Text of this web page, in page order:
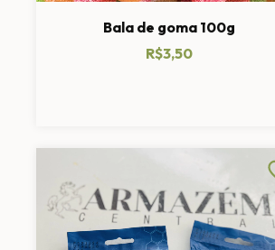
Bala de goma 100g
R$3,50